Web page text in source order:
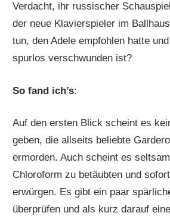
Verdacht, ihr russischer
der neue Klavierspieler im
tun, den Adele empfohlen hatte
spurlos verschwunden ist?
So fand ich’s:
Auf den ersten Blick scheint es
geben, die allseits beliebte
ermorden. Auch scheint es
Chloroform zu betäubten und
erwürgen. Es gibt ein paar
überprüfen und als kurz darauf